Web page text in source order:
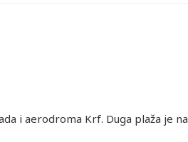
i aerodroma Krf. Duga plaža je na